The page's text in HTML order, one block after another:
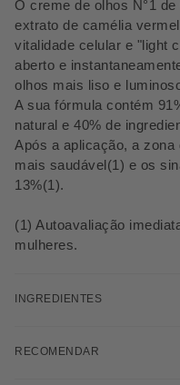
O creme de olhos N°1
extrato de camélia
vitalidade celular e "light
aberto e
olhos mais liso e
A sua fórmula contém
natural e 40% de
Após a aplicação, a zona
mais saudável(1) e os
13%(1).
(1) Autoavaliação
mulheres.
INGREDIENTES
RECOMENDAR